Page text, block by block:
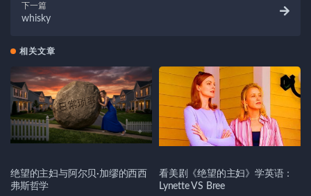
下一篇
whisky
相关文章
绝望的主妇与阿尔贝·加缪的西西
弗斯哲学
看美剧《绝望的主妇》学英语：
Lynette VS Bree